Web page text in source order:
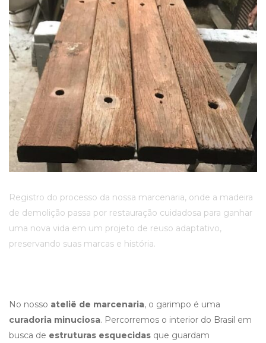
Registro do processo da nossa marcenaria, onde a madeira
de demolição passa por restauração cuidadosa para ganhar
uma nova vida em um projeto de reuso adaptativo,
preservando suas marcas e história.
No nosso ateliê de marcenaria, o garimpo é uma
curadoria minuciosa. Percorremos o interior do Brasil em
busca de estruturas esquecidas que guardam